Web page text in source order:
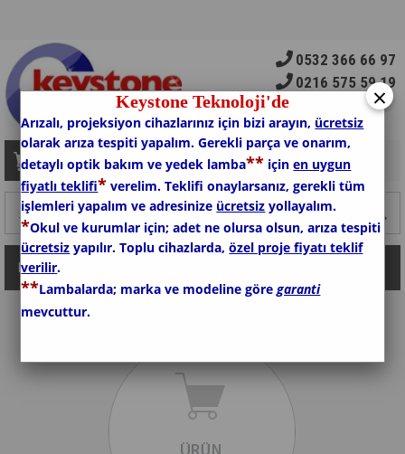
0532 366 66 97
0216 575 59 19
Sepetim 0 Ürün
Kategoriler
×
Keystone Teknoloji'de
Arızalı, projeksiyon cihazlarınız için bizi arayın, ücretsiz
olarak arıza tespiti yapalım. Gerekli parça ve onarım,
detaylı optik bakım ve yedek lamba** içinen uygun
fiyatlı teklifi* verelim. Teklifi onaylarsanız, gerekli tüm
işlemleri yapalım ve adresinize ücretsiz yollayalım.
*Okul ve kurumlar için; adet ne olursa olsun, arıza tespiti
ücretsiz yapılır. Toplu cihazlarda,özel proje fiyatı teklif
verilir.
**Lambalarda; marka ve modeline göregaranti
mevcuttur.